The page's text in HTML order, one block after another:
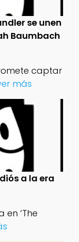
se unen
Baumbach
captar
más
a la era
‘The